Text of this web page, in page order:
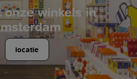
onze winkels in
locatie